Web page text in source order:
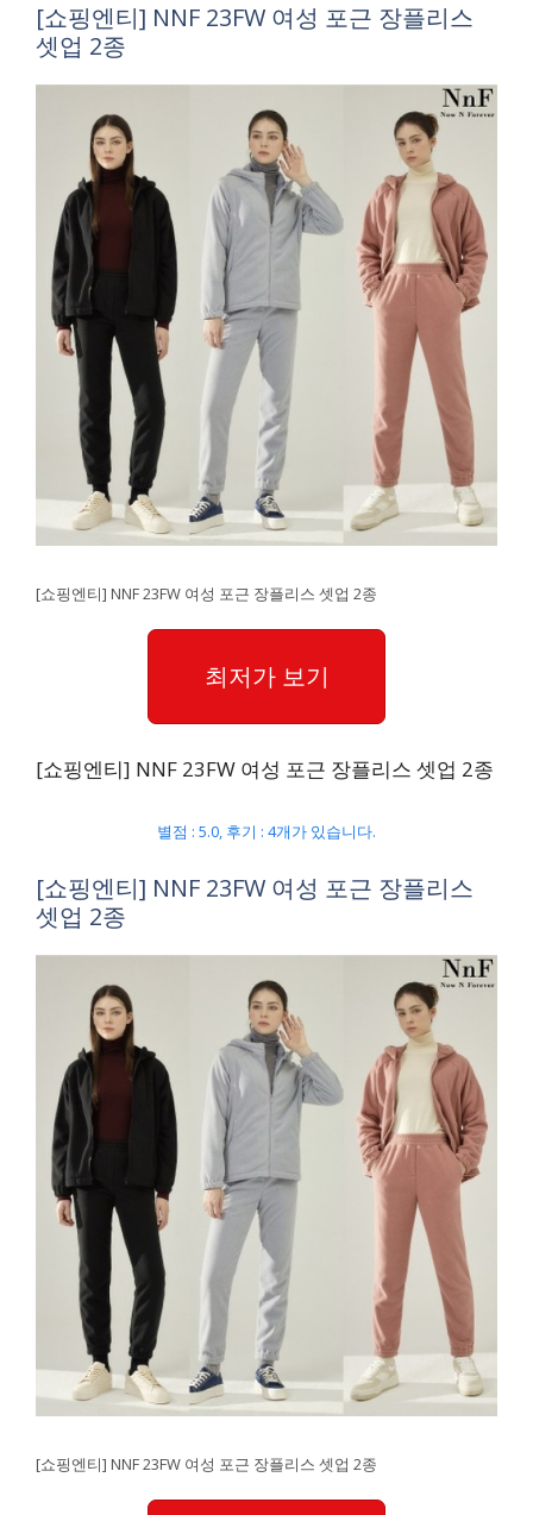
[쇼핑엔티] NNF 23FW 여성 포근 장플리스
셋업 2종
[쇼핑엔티] NNF 23FW 여성 포근 장플리스 셋업 2종
최저가 보기
[쇼핑엔티] NNF 23FW 여성 포근 장플리스 셋업 2종
별점 : 5.0, 후기 : 4개가 있습니다.
[쇼핑엔티] NNF 23FW 여성 포근 장플리스
셋업 2종
[쇼핑엔티] NNF 23FW 여성 포근 장플리스 셋업 2종